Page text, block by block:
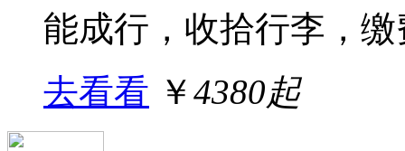
能成行，收拾行李，缴
去看看 ￥4380起